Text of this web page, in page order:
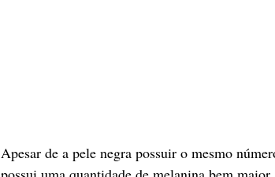
Apesar de a pele negra possuir o mesmo